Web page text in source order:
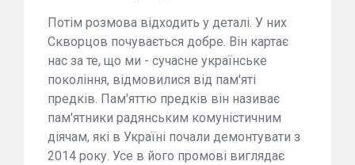
Потім розмова відходить у деталі. У них
Скворцов почувається добре. Він картає
нас за те, що ми - сучасне українське
покоління, відмовилися від пам'яті
предків. Пам'яттю предків він називає
пам'ятники радянським комуністичним
діячам, які в Україні почали демонтувати з
2014 року. Усе в його промові виглядає